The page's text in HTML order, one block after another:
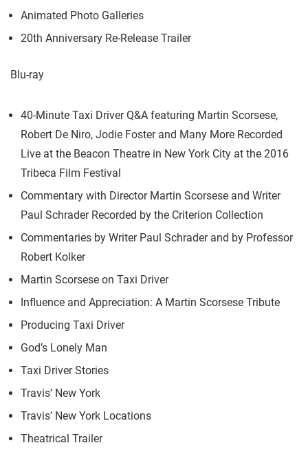
Animated Photo Galleries
20th Anniversary Re-Release Trailer
Blu-ray
40-Minute Taxi Driver Q&A featuring Martin Scorsese,
Robert De Niro, Jodie Foster and Many More Recorded
Live at the Beacon Theatre in New York City at the 2016
Tribeca Film Festival
Commentary with Director Martin Scorsese and Writer
Paul Schrader Recorded by the Criterion Collection
Commentaries by Writer Paul Schrader and by Professor
Robert Kolker
Martin Scorsese on Taxi Driver
Influence and Appreciation: A Martin Scorsese Tribute
Producing Taxi Driver
God’s Lonely Man
Taxi Driver Stories
Travis’ New York
Travis’ New York Locations
Theatrical Trailer